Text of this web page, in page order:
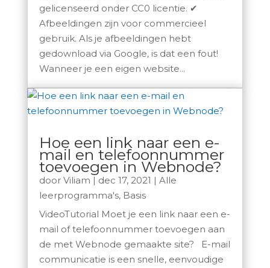
gelicenseerd onder CC0 licentie. ✔
Afbeeldingen zijn voor commercieel
gebruik. Als je afbeeldingen hebt
gedownload via Google, is dat een fout!
Wanneer je een eigen website...
Hoe een link naar een e-
mail en telefoonnummer
toevoegen in Webnode?
door Viliam | dec 17, 2021 | Alle
leerprogramma's, Basis
VideoTutorial Moet je een link naar een e-
mail of telefoonnummer toevoegen aan
de met Webnode gemaakte site? E-mail
communicatie is een snelle, eenvoudige